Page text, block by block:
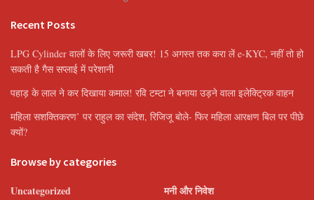
Recent Posts
LPG Cylinder वालों के लिए जरूरी खबर! 15 अगस्त तक करा लें e-KYC, नहीं तो हो
सकती है गैस सप्लाई में परेशानी
पहाड़ के लाल ने कर दिखाया कमाल! रवि टम्टा ने बनाया उड़ने वाला इलेक्ट्रिक वाहन
महिला सशक्तिकरण’ पर राहुल का संदेश, रिजिजू बोले- फिर महिला आरक्षण बिल पर पीछे
क्यों?
Browse by categories
Uncategorized
मनी और निवेश